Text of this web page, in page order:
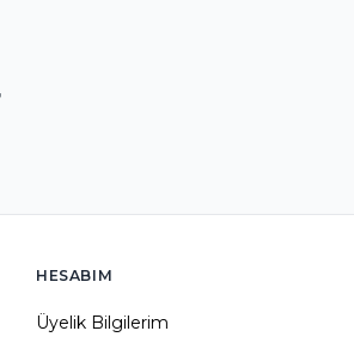
HESABIM
Üyelik Bilgilerim